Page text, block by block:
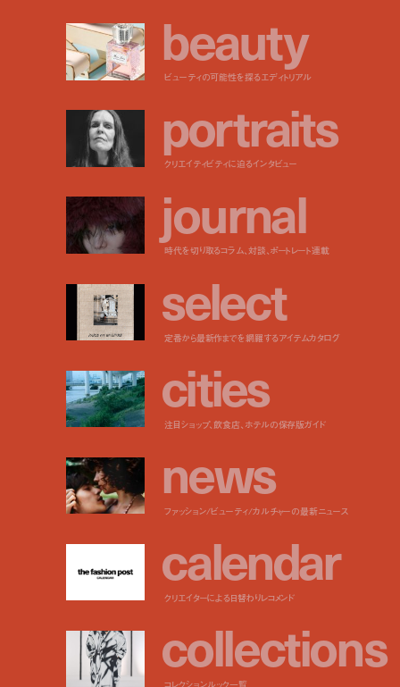
beauty
ビューティの可能性を探るエディトリアル
portraits
クリエイティビティに迫るインタビュー
journal
時代を切り取るコラム、対談、ポートレート連載
select
定番から最新作までを網羅するアイテムカタログ
cities
注目ショップ、飲食店、ホテルの保存版ガイド
news
ファッション/ビューティ/カルチャーの最新ニュース
calendar
クリエイターによる日替わりレコメンド
collections
コレクションルック一覧